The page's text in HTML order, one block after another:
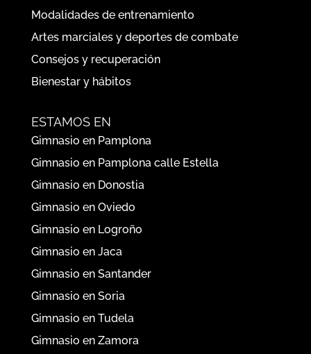
Modalidades de entrenamiento
Artes marciales y deportes de combate
Consejos y recuperación
Bienestar y hábitos
ESTAMOS EN
Gimnasio en Pamplona
Gimnasio en Pamplona calle Estella
Gimnasio en Donostia
Gimnasio en Oviedo
Gimnasio en Logroño
Gimnasio en Jaca
Gimnasio en Santander
Gimnasio en Soria
Gimnasio en Tudela
Gimnasio en Zamora